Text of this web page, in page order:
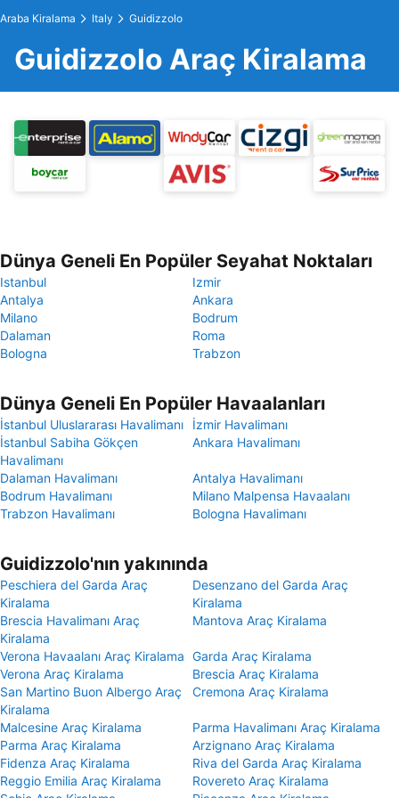
Araba Kiralama Italy Guidizzolo
Guidizzolo Araç Kiralama
Dünya Geneli En Popüler Seyahat Noktaları
Istanbul
Izmir
Antalya
Ankara
Milano
Bodrum
Dalaman
Roma
Bologna
Trabzon
Dünya Geneli En Popüler Havaalanları
İstanbul Uluslararası Havalimanı
İzmir Havalimanı
İstanbul Sabiha Gökçen
Havalimanı
Ankara Havalimanı
Dalaman Havalimanı
Antalya Havalimanı
Bodrum Havalimanı
Milano Malpensa Havaalanı
Trabzon Havalimanı
Bologna Havalimanı
Guidizzolo'nın yakınında
Peschiera del Garda Araç
Kiralama
Desenzano del Garda Araç
Kiralama
Brescia Havalimanı Araç
Kiralama
Mantova Araç Kiralama
Verona Havaalanı Araç Kiralama Garda Araç Kiralama
Verona Araç Kiralama
Brescia Araç Kiralama
San Martino Buon Albergo Araç
Kiralama
Cremona Araç Kiralama
Malcesine Araç Kiralama
Parma Havalimanı Araç Kiralama
Parma Araç Kiralama
Arzignano Araç Kiralama
Fidenza Araç Kiralama
Riva del Garda Araç Kiralama
Reggio Emilia Araç Kiralama
Rovereto Araç Kiralama